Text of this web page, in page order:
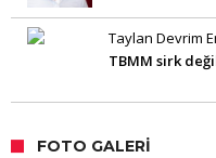
Taylan Devrim
TBMM sirk
FOTO GALERI